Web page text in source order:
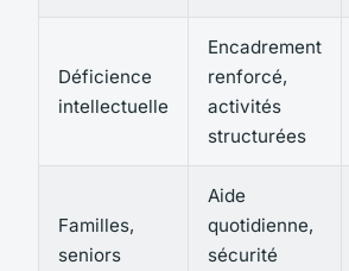
Déficience
intellectuelle
Encadrement
renforcé,
activités
structurées
Familles,
seniors
Aide
quotidienne,
sécurité